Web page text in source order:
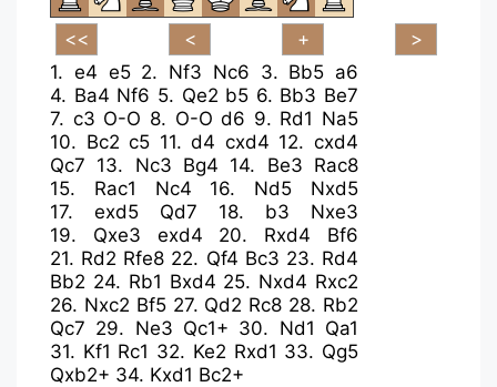
1. e4 e5 2. Nf3 Nc6 3. Bb5 a6
4. Ba4 Nf6 5. Qe2 b5 6. Bb3 Be7
7. c3 O-O 8. O-O d6 9. Rd1 Na5
10. Bc2 c5 11.d4 cxd4 12.cxd4
Qc7 13. Nc3 Bg4 14. Be3 Rac8
15. Rac1 Nc4 16. Nd5
Nxd5
17. exd5 Qd7 18. b3
Nxe3
19. Qxe3 exd4 20. Rxd4
Bf6
21. Rd2 Rfe8 22. Qf4 Bc3 23. Rd4
Bb2 24. Rb1 Bxd4 25. Nxd4 Rxc2
26. Nxc2 Bf5 27. Qd2 Rc8 28. Rb2
Qc7 29. Ne3 Qc1+ 30. Nd1 Qa1
31. Kf1 Rc1 32. Ke2 Rxd1 33. Qg5
Qxb2+ 34. Kxd1 Bc2+